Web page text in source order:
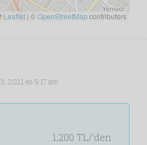
Leaflet | ©OpenStreetMapcontributors
2021 en 9:17 am
1,200 TL/'den